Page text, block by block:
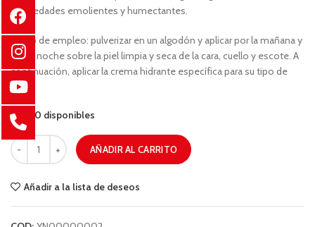
propiedades emolientes y humectantes.
Modo de empleo: pulverizar en un algodón y aplicar por la mañana y
por la noche sobre la piel limpia y seca de la cara, cuello y escote. A
continuación, aplicar la crema hidrante específica para su tipo de
piel.
100 disponibles
AÑADIR AL CARRITO
Añadir a la lista de deseos